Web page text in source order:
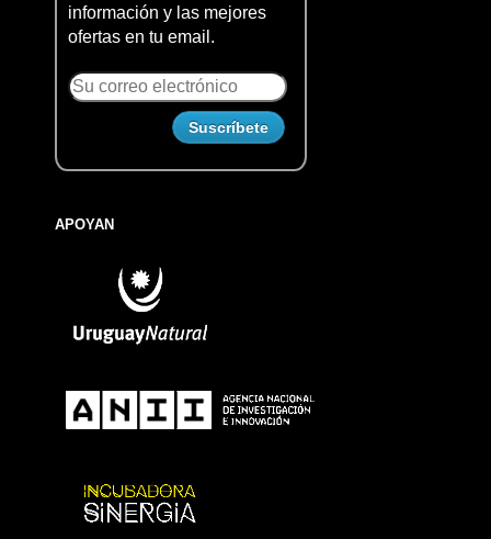
información y las mejores
ofertas en tu email.
APOYAN